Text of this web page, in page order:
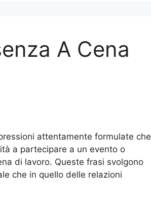
A Cena
attentamente formulate che
a partecipare a un evento o
di lavoro. Queste frasi svolgono
che in quello delle relazioni